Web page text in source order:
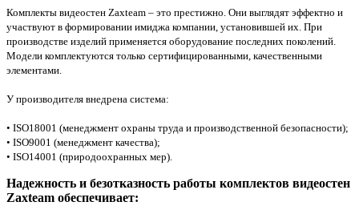
Комплекты видеостен Zaxteam – это престижно. Они выглядят эффектно и
участвуют в формировании имиджа компании, установившей их. При
производстве изделий применяется оборудование последних поколений.
Модели комплектуются только сертифицированными, качественными
элементами.
У производителя внедрена система:
• ISO18001 (менеджмент охраны труда и производственной безопасности);
• ISO9001 (менеджмент качества);
• ISO14001 (природоохранных мер).
Надежность и безотказность работы комплектов видеостен
Zaxteam обеспечивает: